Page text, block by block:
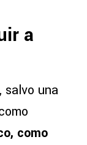
a
, salvo una
como